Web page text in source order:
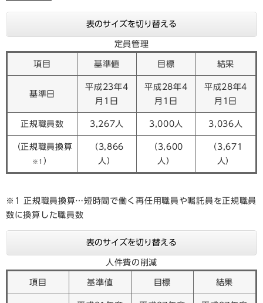
表のサイズを切り替える
定員管理
項目 基準値 目標 結果
基準日
平成23年4
月1日
平成28年4
月1日
平成28年4
月1日
正規職員数 3,267人 3,000人 3,036人
（正規職員換算
※1 ）
（3,866
人）
（3,600
人）
（3,671
人）
※1 正規職員換算…短時間で働く再任用職員や嘱託員を正規職員
数に換算した職員数
表のサイズを切り替える
人件費の削減
項目 基準値 目標 結果